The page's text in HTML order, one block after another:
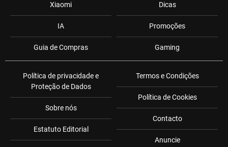
Xiaomi
IA
Guia de Compras
Dicas
Promoções
Gaming
Política de privacidade e
Proteção de Dados
Sobre nós
Estatuto Editorial
Termos e Condições
Política de Cookies
Contacto
Anuncie